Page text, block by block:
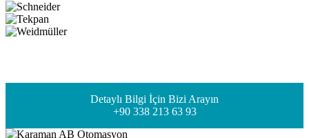
Detaylı Bilgi İçin Bizi Arayın
+90 338 213 63 93